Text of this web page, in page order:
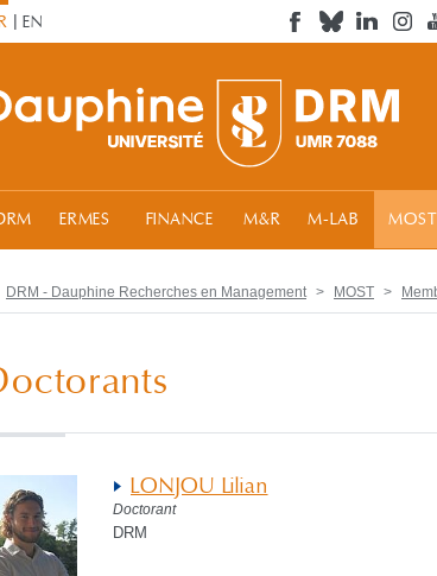
EN
ERMES FINANCE M&R M-LAB MOST
DRM - Dauphine Recherches en Management MOST
LONJOU Lilian
Doctorant
DRM